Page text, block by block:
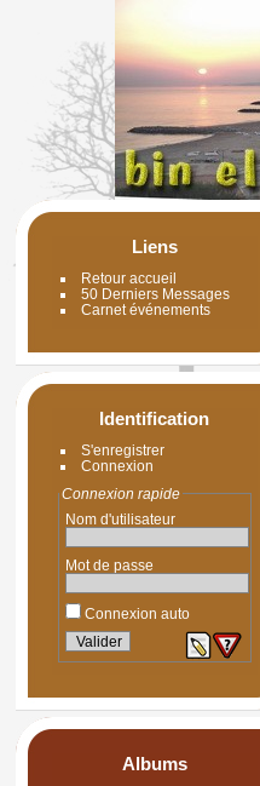
Liens
Retour accueil
50 Derniers Messages
Carnet événements
Identification
S'enregistrer
Connexion
Connexion rapide
Nom d'utilisateur
Mot de passe
Connexion auto
Albums